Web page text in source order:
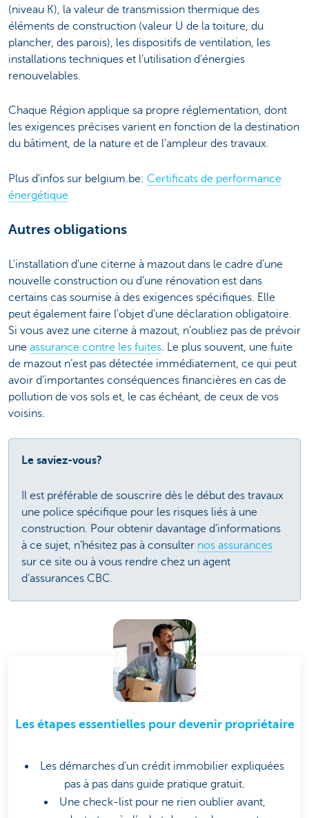
(niveau K), la valeur de transmission thermique des
éléments de construction (valeur U de la toiture, du
plancher, des parois), les dispositifs de ventilation, les
installations techniques et l’utilisation d’énergies
renouvelables.
Chaque Région applique sa propre réglementation, dont
les exigences précises varient en fonction de la destination
du bâtiment, de la nature et de l’ampleur des travaux.
Plus d'infos sur belgium.be: Certificats de performance
énergétique
Autres obligations
L'installation d'une citerne à mazout dans le cadre d’une
nouvelle construction ou d’une rénovation est dans
certains cas soumise à des exigences spécifiques. Elle
peut également faire l'objet d'une déclaration obligatoire.
Si vous avez une citerne à mazout, n’oubliez pas de prévoir
une assurance contre les fuites. Le plus souvent, une fuite
de mazout n’est pas détectée immédiatement, ce qui peut
avoir d’importantes conséquences financières en cas de
pollution de vos sols et, le cas échéant, de ceux de vos
voisins.
Le saviez-vous?
Il est préférable de souscrire dès le début des travaux
une police spécifique pour les risques liés à une
construction. Pour obtenir davantage d’informations
à ce sujet, n’hésitez pas à consulter nos assurances
sur ce site ou à vous rendre chez un agent
d’assurances CBC.
Les étapes essentielles pour devenir propriétaire
Les démarches d'un crédit immobilier expliquées
pas à pas dans guide pratique gratuit.
Une check-list pour ne rien oublier avant,